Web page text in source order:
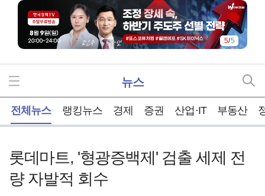
5/5
뉴스
전체뉴스 랭킹뉴스 경제 증권 산업·IT 부동산
롯데마트, '형광증백제' 검출 세제 전
량 자발적 회수